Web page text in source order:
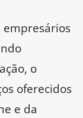
empresários
o
oferecidos
e da